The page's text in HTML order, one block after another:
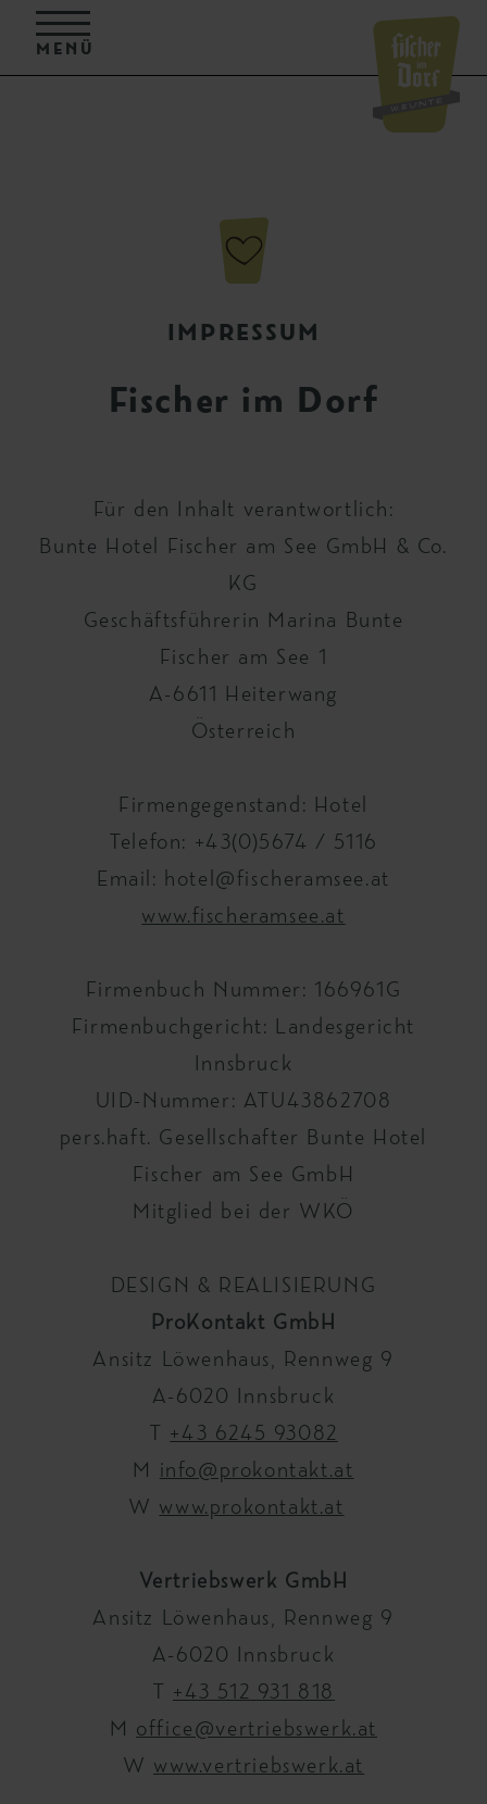
MENÜ
IMPRESSUM
Fischer im Dorf
Für den Inhalt verantwortlich:
Bunte Hotel Fischer am See GmbH & Co.
KG
Geschäftsführerin Marina Bunte
Fischer am See 1
A-6611 Heiterwang
Österreich
Firmengegenstand: Hotel
Telefon: +43(0)5674 / 5116
Email: hotel@fischeramsee.at
www.fischeramsee.at
Firmenbuch Nummer: 166961G
Firmenbuchgericht: Landesgericht
Innsbruck
UID-Nummer: ATU43862708
pers.haft. Gesellschafter Bunte Hotel
Fischer am See GmbH
Mitglied bei der WKÖ
DESIGN & REALISIERUNG
ProKontakt GmbH
Ansitz Löwenhaus, Rennweg 9
A-6020 Innsbruck
T +43 6245 93082
M info@prokontakt.at
W www.prokontakt.at
Vertriebswerk GmbH
Ansitz Löwenhaus, Rennweg 9
A-6020 Innsbruck
T +43 512 931 818
M office@vertriebswerk.at
W www.vertriebswerk.at